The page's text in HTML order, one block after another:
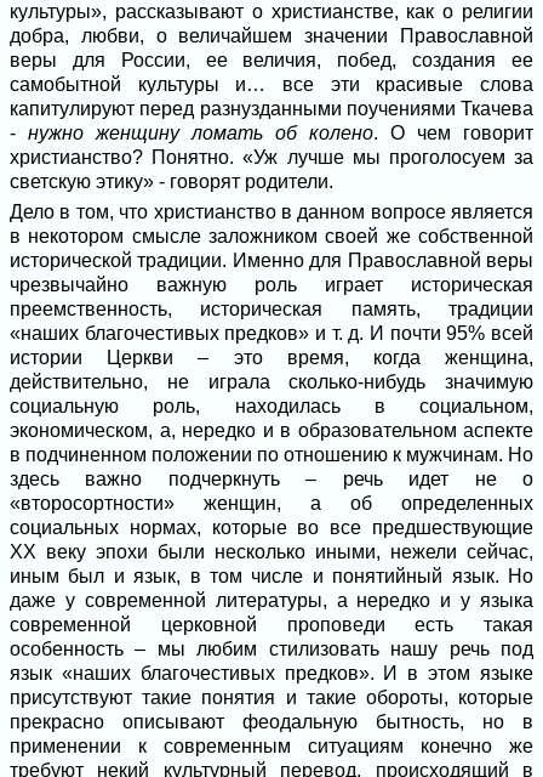
культуры», рассказывают о христианстве, как о религии
добра, любви, о величайшем значении Православной
веры для России, ее величия, побед, создания ее
самобытной культуры и… все эти красивые слова
капитулируют перед разнузданными поучениями Ткачева
- нужно женщину ломать об колено. О чем говорит
христианство? Понятно. «Уж лучше мы проголосуем за
светскую этику» - говорят родители.
Дело в том, что христианство в данном вопросе является
в некотором смысле заложником своей же собственной
исторической традиции. Именно для Православной веры
чрезвычайно важную роль играет историческая
преемственность, историческая память, традиции
«наших благочестивых предков» и т. д. И почти 95% всей
истории Церкви – это время, когда женщина,
действительно, не играла сколько-нибудь значимую
социальную роль, находилась в социальном,
экономическом, а, нередко и в образовательном аспекте
в подчиненном положении по отношению к мужчинам. Но
здесь важно подчеркнуть – речь идет не о
«второсортности» женщин, а об определенных
социальных нормах, которые во все предшествующие
XX веку эпохи были несколько иными, нежели сейчас,
иным был и язык, в том числе и понятийный язык. Но
даже у современной литературы, а нередко и у языка
современной церковной проповеди есть такая
особенность – мы любим стилизовать нашу речь под
язык «наших благочестивых предков». И в этом языке
присутствуют такие понятия и такие обороты, которые
прекрасно описывают феодальную бытность, но в
применении к современным ситуациям конечно же
требуют некий культурный перевод, происходящий в